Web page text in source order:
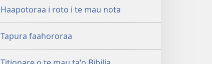
Haapotoraa i roto i te mau nota
Tapura faahororaa